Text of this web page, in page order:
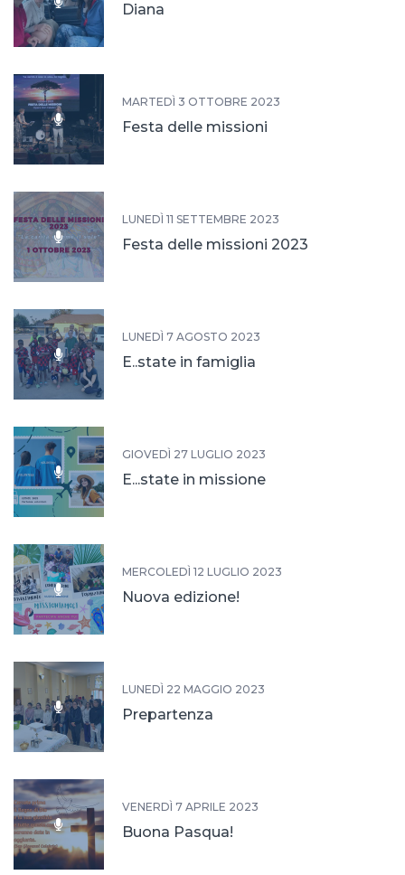
Diana
MARTEDÌ 3 OTTOBRE 2023
Festa delle missioni
LUNEDÌ 11 SETTEMBRE 2023
Festa delle missioni 2023
LUNEDÌ 7 AGOSTO 2023
E..state in famiglia
GIOVEDÌ 27 LUGLIO 2023
E...state in missione
MERCOLEDÌ 12 LUGLIO 2023
Nuova edizione!
LUNEDÌ 22 MAGGIO 2023
Prepartenza
VENERDÌ 7 APRILE 2023
Buona Pasqua!